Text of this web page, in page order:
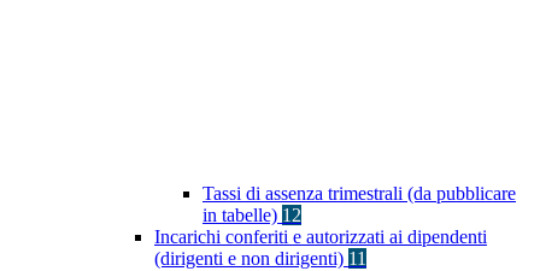
Tassi di assenza trimestrali (da pubblicare
in tabelle) 12
Incarichi conferiti e autorizzati ai dipendenti
(dirigenti e non dirigenti) 11